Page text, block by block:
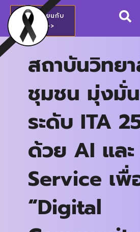
สมัครเรียนกับ
วชช.>>
สถาบันวิทย
ชุมชน มุ่งมั่
ระดับ ITA
ด้วย AI และ
Service เพื่
“Digital